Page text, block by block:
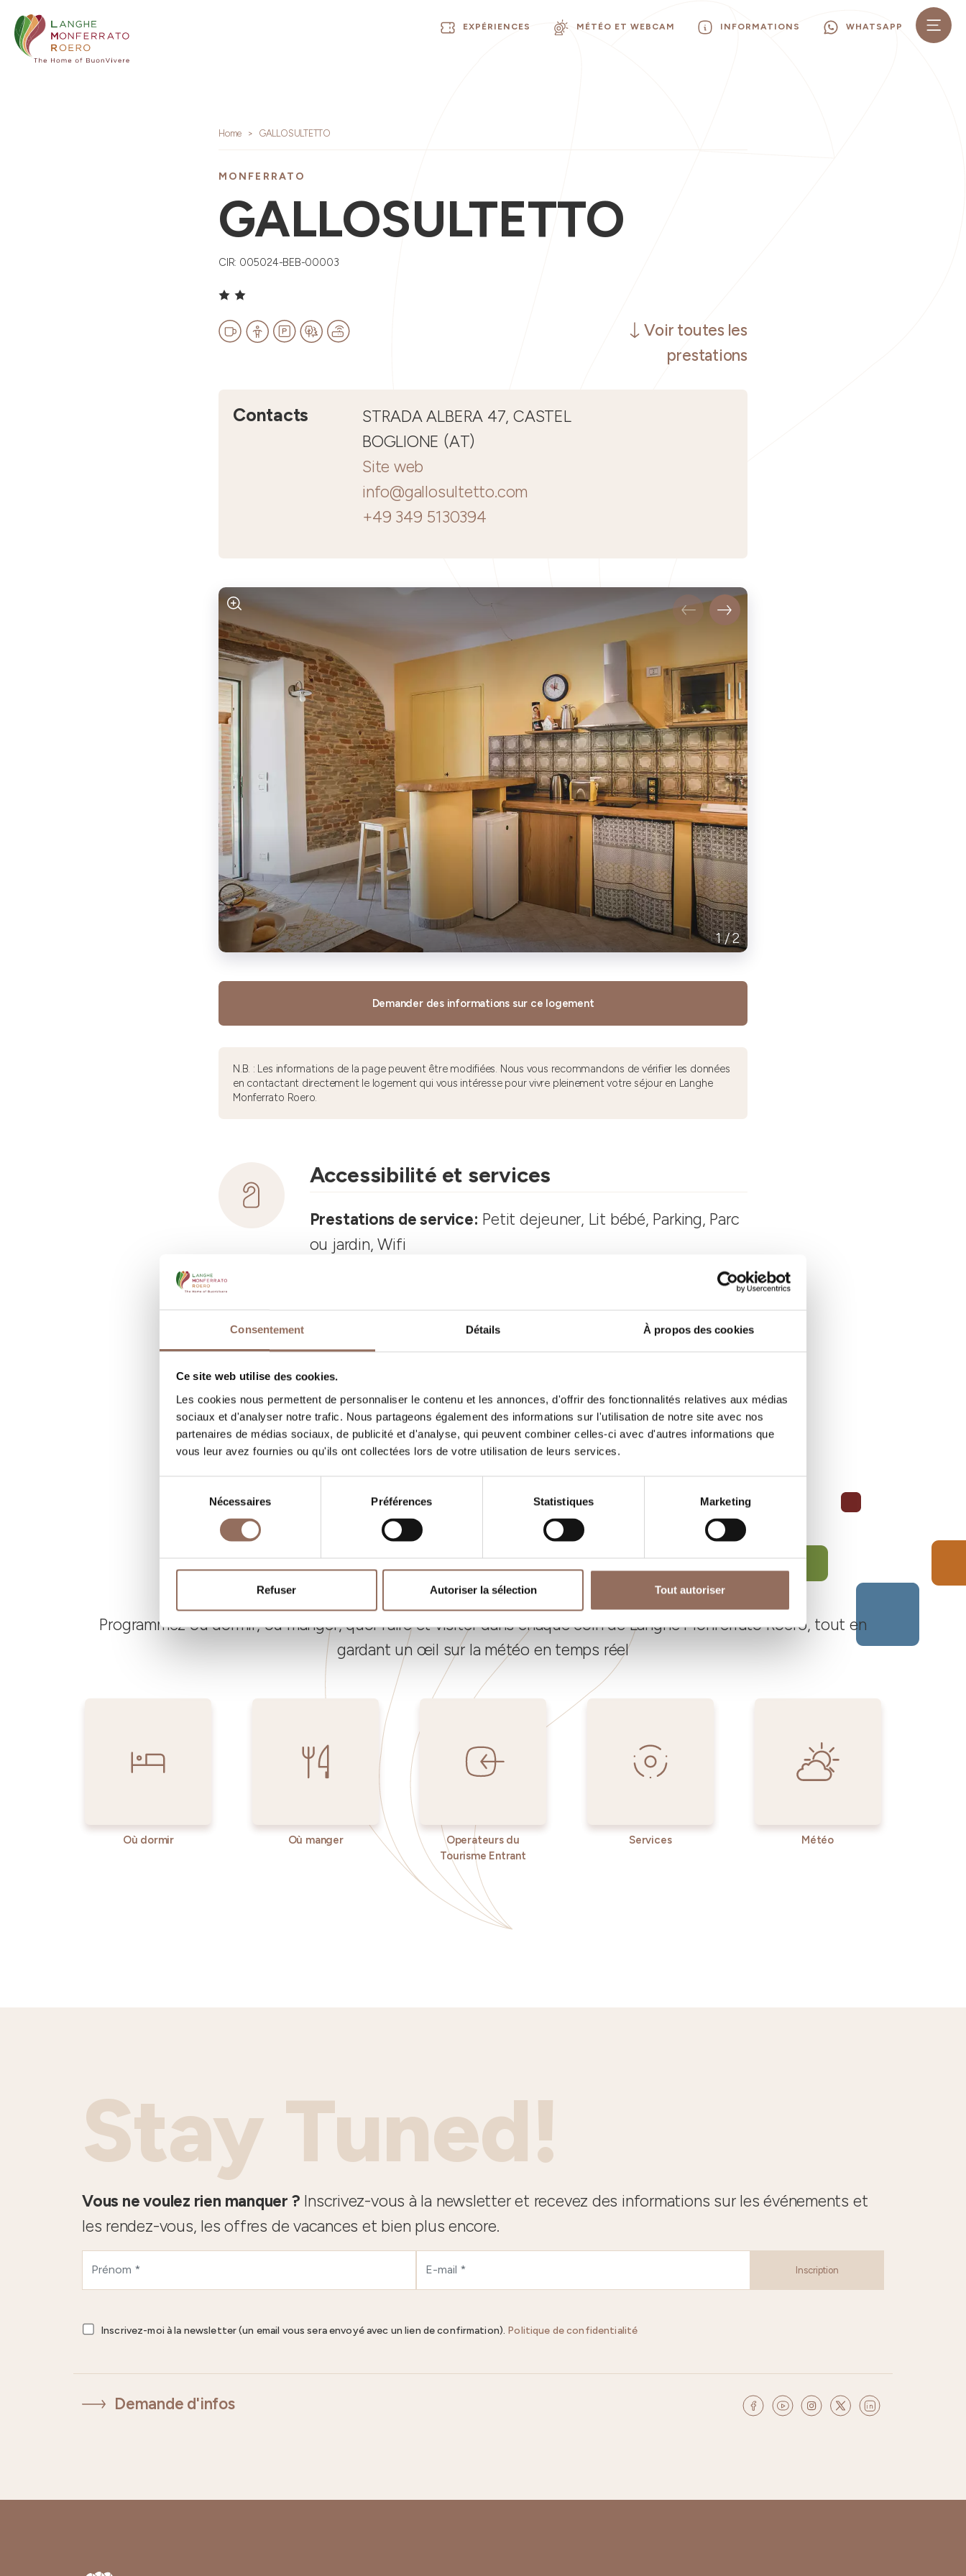
Consentement Détails À propos des cookies
Ce site web utilise des cookies.
Les cookies nous permettent de personnaliser le contenu et les annonces, d'offrir des fonctionnalités relatives aux médias
sociaux et d'analyser notre trafic. Nous partageons également des informations sur l'utilisation de notre site avec nos
partenaires de médias sociaux, de publicité et d'analyse, qui peuvent combiner celles-ci avec d'autres informations que
vous leur avez fournies ou qu'ils ont collectées lors de votre utilisation de leurs services.
consentement
Nécessaires Préférences Statistiques Marketing
Refuser Autoriser la sélection Tout autoriser
EXPÉRIENCES MÉTÉO ET WEBCAM INFORMATIONS WHATSAPP
Home GALLOSULTETTO
MONFERRATO
GALLOSULTETTO
CIR: 005024-BEB-00003
Voir toutes les
prestations
Contacts
STRADA ALBERA 47, CASTEL
BOGLIONE (AT)
Site web
info@gallosultetto.com
+49 349 5130394
1/2
Demander des informations sur ce logement
N.B. : Les informations de la page peuvent être modifiées. Nous vous recommandons de vérifier les données
en contactant directement le logement qui vous intéresse pour vivre pleinement votre séjour en Langhe
Monferrato Roero.
Accessibilité et services
Prestations de service: Petit dejeuner, Lit bébé, Parking, Parc
ou jardin, Wifi
Vos vacances
Programmez où dormir, où manger, quoi faire et visiter dans chaque coin de Langhe Monferrato Roero, tout en
gardant un œil sur la météo en temps réel
Où dormir Où manger
Operateurs du
Tourisme Entrant
Services Météo
Stay Tuned!
Vous ne voulez rien manquer ? Inscrivez-vous à la newsletter et recevez des informations sur les événements et
les rendez-vous, les offres de vacances et bien plus encore.
Inscription
Inscrivez-moi à la newsletter (un email vous sera envoyé avec un lien de confirmation). Politique de confidentialité
Demande d'infos